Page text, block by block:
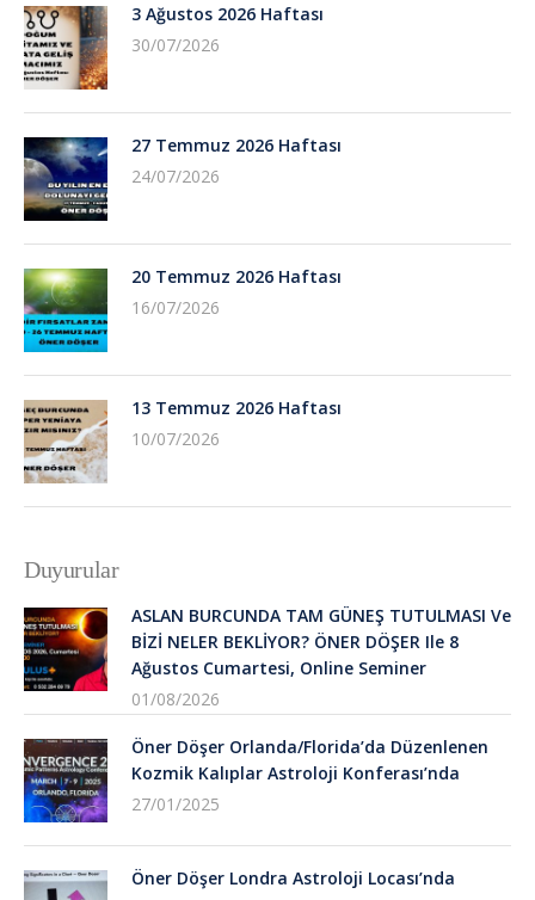
3 Ağustos 2026 Haftası
30/07/2026
27 Temmuz 2026 Haftası
24/07/2026
20 Temmuz 2026 Haftası
16/07/2026
13 Temmuz 2026 Haftası
10/07/2026
Duyurular
ASLAN BURCUNDA TAM GÜNEŞ TUTULMASI Ve
BİZİ NELER BEKLİYOR? ÖNER DÖŞER Ile 8
Ağustos Cumartesi, Online Seminer
01/08/2026
Öner Döşer Orlanda/Florida’da Düzenlenen
Kozmik Kalıplar Astroloji Konferası’nda
27/01/2025
Öner Döşer Londra Astroloji Locası’nda